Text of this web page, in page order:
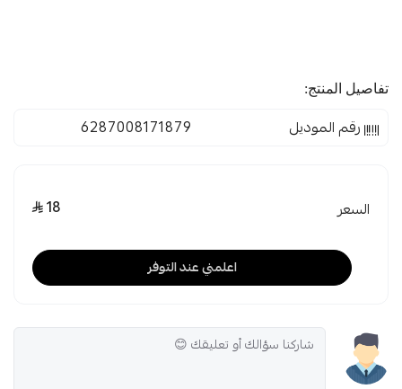
تفاصيل المنتج:
رقم الموديل 6287008171879
السعر 18
اعلمني عند التوفر